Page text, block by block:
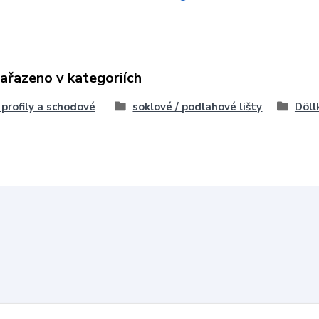
v kategoriích
a schodové soklové / podlahové lišty